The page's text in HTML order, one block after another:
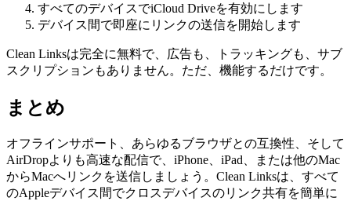
すべてのデバイスでiCloud Driveを有効にします
デバイス間で即座にリンクの送信を開始します
Clean Linksは完全に無料で、広告も、トラッキングも、サブ
スクリプションもありません。ただ、機能するだけです。
まとめ
オフラインサポート、あらゆるブラウザとの互換性、そして
AirDropよりも高速な配信で、iPhone、iPad、または他のMac
からMacへリンクを送信しましょう。Clean Linksは、すべて
のAppleデバイス間でクロスデバイスのリンク共有を簡単に